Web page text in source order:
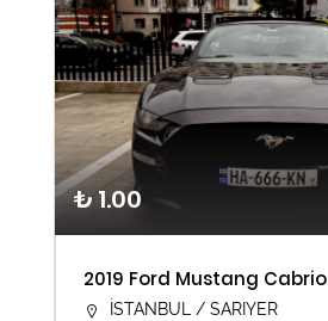
₺ 1.00
2019 Ford Mustang Cabrio
İSTANBUL / SARIYER